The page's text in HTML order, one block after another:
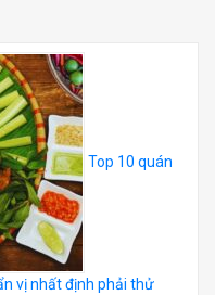
Top 10 quán
vị nhất định phải thử